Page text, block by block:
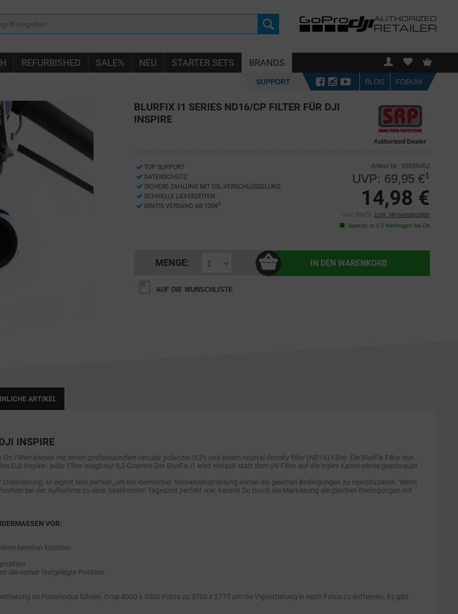
REFURBISHED SALE% NEU STARTER SETS BRANDS
SUPPORT BLOG FORUM
BLURFIX I1 SERIES ND16/CP FILTER FÜR DJI
INSPIRE
Authorized Dealer
TOP SUPPORT
DATENSCHUTZ
SICHERE ZAHLUNG MIT SSL-VERSCHLÜSSELUNG
SCHNELLE LIEFERZEITEN
GRATIS VERSAND AB 100€ 3
Artikel-Nr.: 50939452
UVP: 69,95 €1
14,98 €
inkl. MwSt. zzgl. Versandkosten
lagernd, in 1-2 Werktagen bei Dir
MENGE: IN DEN WARENKORB
AUF DIE WUNSCHLISTE
ARTIKEL
INSPIRE
Filterrahmen mit einem professionellen circular polarizer (CP) und einem neutral density filter (ND16) Filter. Die BlurFix Filter von
DJI Inspire - jeder Filter wiegt nur 9,5 Gramm! Der BlurFix i1 wird einfach statt dem UV Filter auf die Inpire Kameralinse geschraubt.
Er eignet sich perfekt, um bei identischer Sonneneinstrahlung immer die gleichen Bedingungen zu reproduzieren. Wenn
bei der Aufnahme zu einer bestimmten Tageszeit perfekt war, kannst Du durch die Markierung die gleichen Bedingungen mit
VOR:
bereiten könnten.
die vorher festgelegte Position.
im Fotomodus führen. Crop 4000 x 3000 Fotos zu 3700 x 2775 um die Vignettierung in noch Fotos zu entfernen. Es gibt